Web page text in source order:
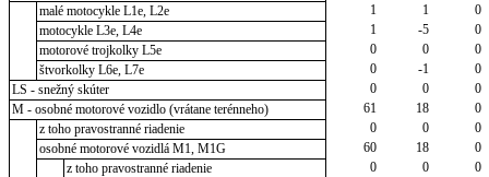
malé motocykle L1e, L2e
1 1
0
motocykle L3e, L4e
1 -5
0
motorové trojkolky L5e
0 0
0
štvorkolky L6e, L7e
0 -1
0
LS - snežný skúter
0 0
0
M - osobné motorové vozidlo (vrátane terénneho)
61 18
0
z toho pravostranné riadenie
0 0
0
osobné motorové vozidlá M1, M1G
60 18
0
z toho pravostranné riadenie
0 0
0